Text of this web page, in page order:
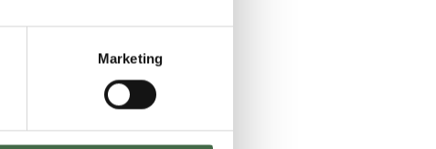
Marketing
side af
bløde aftræk
dialog med
satte de sig
til staten.